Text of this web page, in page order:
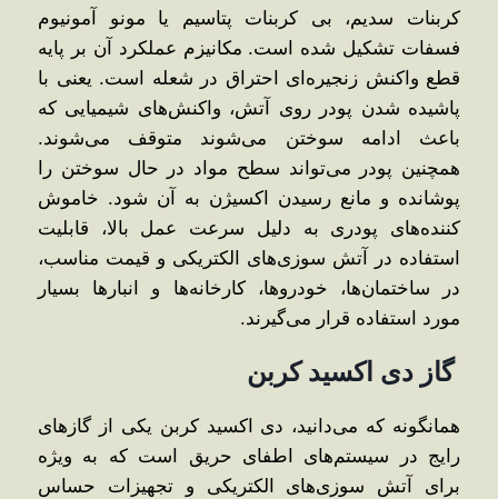
کربنات سدیم، بی ‌کربنات پتاسیم یا مونو آمونیوم
فسفات تشکیل شده است. مکانیزم عملکرد آن بر پایه
قطع واکنش زنجیره‌ای احتراق در شعله است. یعنی با
پاشیده شدن پودر روی آتش، واکنش‌های شیمیایی که
باعث ادامه سوختن می‌شوند متوقف می‌شوند.
همچنین پودر می‌تواند سطح مواد در حال سوختن را
پوشانده و مانع رسیدن اکسیژن به آن شود. خاموش
‌کننده‌های پودری به دلیل سرعت عمل بالا، قابلیت
استفاده در آتش‌ سوزی‌های الکتریکی و قیمت مناسب،
در ساختمان‌ها، خودروها، کارخانه‌ها و انبارها بسیار
مورد استفاده قرار می‌گیرند.
گاز دی ‌اکسید کربن
همانگونه که می‌دانید، دی ‌اکسید کربن یکی از گازهای
رایج در سیستم‌های اطفای حریق است که به ویژه
برای آتش ‌سوزی‌های الکتریکی و تجهیزات حساس